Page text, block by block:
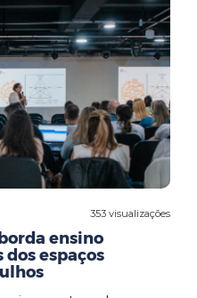
353 visualizações
ensino
espaços